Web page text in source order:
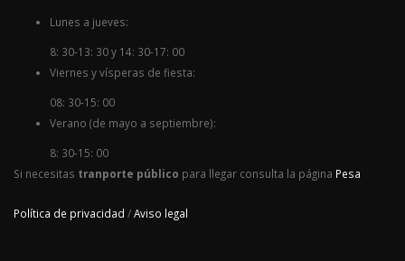
Lunes a jueves:
8: 30-13: 30 y 14: 30-17: 00
Viernes y vísperas de fiesta:
08: 30-15: 00
Verano (de mayo a septiembre):
8: 30-15: 00
Si necesitas tranporte público para llegar consulta la página Pesa
Política de privacidad /Aviso legal